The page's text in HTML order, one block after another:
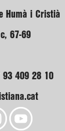
Humà i Cristià
67-69
409 28 10